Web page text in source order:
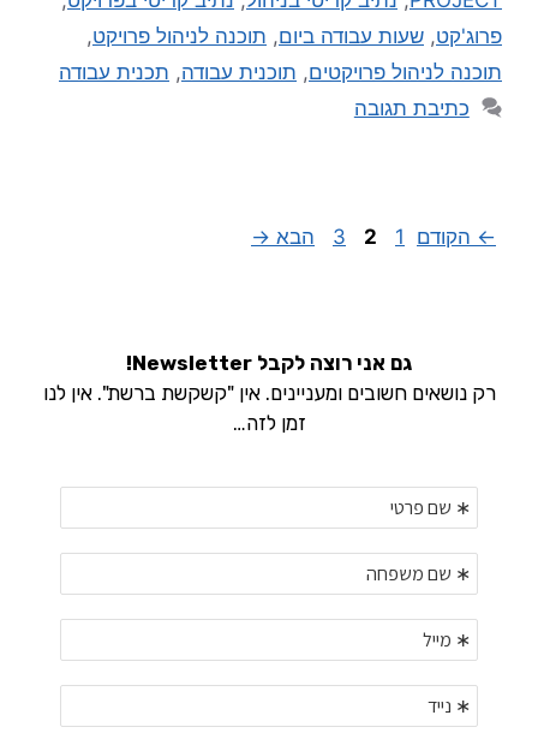
פרוג'קט, שעות עבודה ביום, תוכנה לניהול פרויקט,
תוכנה לניהול פרויקטים, תוכנית עבודה, תכנית עבודה
כתיבת תגובה
← הקודם 1
2
3 הבא →
גם אני רוצה לקבל Newsletter!
רק נושאים חשובים ומעניינים. אין "קשקשת ברשת". אין לנו
זמן לזה…